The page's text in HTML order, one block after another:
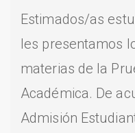
Estimados/as
les presentamos
materias de la
Académica. De
Admisión